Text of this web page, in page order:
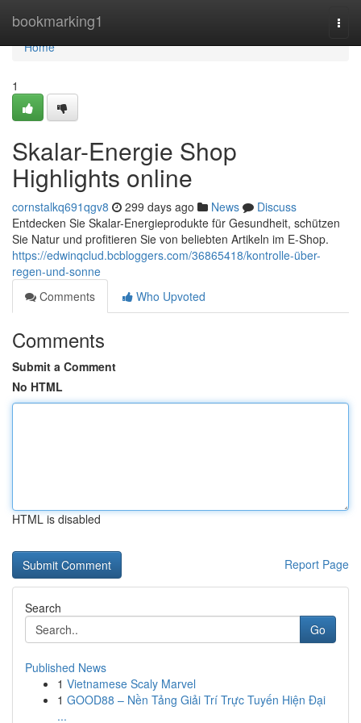
bookmarking1
Home
Home
1
Skalar-Energie Shop
Highlights online
cornstalkq691qgv8 299 days ago News
Discuss
Entdecken Sie Skalar-Energieprodukte für Gesundheit, schützen
Sie Natur und profitieren Sie von beliebten Artikeln im E-Shop.
https://edwinqclud.bcbloggers.com/36865418/kontrolle-über-
regen-und-sonne
Comments
Who Upvoted
Comments
Submit a Comment
No HTML
HTML is disabled
Report Page
Search
Go
Published News
1 Vietnamese Scaly Marvel
1 GOOD88 – Nền Tảng Giải Trí Trực Tuyến Hiện Đại
...